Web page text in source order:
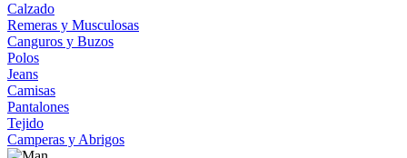
Calzado
Remeras y Musculosas
Canguros y Buzos
Polos
Jeans
Camisas
Pantalones
Tejido
Camperas y Abrigos